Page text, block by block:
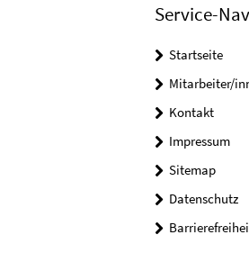
Service-
Startseite
Mitarbeiter/
Kontakt
Impressum
Sitemap
Datenschutz